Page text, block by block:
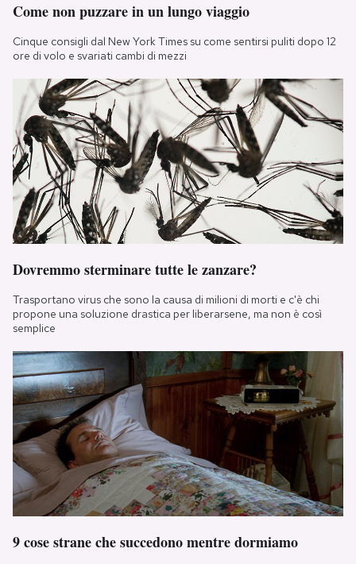
Come non puzzare in un lungo viaggio
Cinque consigli dal New York Times su come sentirsi puliti dopo 12
ore di volo e svariati cambi di mezzi
Dovremmo sterminare tutte le zanzare?
Trasportano virus che sono la causa di milioni di morti e c'è chi
propone una soluzione drastica per liberarsene, ma non è così
semplice
9 cose strane che succedono mentre dormiamo